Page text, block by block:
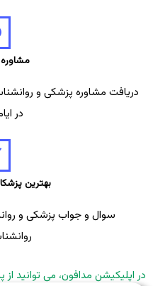
مشاوره 24
دریافت مشاوره پزشکی و
در
بهترین
سوال و جواب پزشکی و
در اپلیکیشن مدافون، می توانید از